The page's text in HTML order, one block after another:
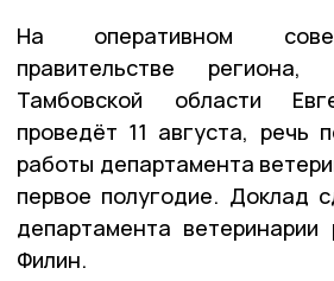
На оперативном
правительстве региона,
Тамбовской области
проведёт 11 августа, речь
работы департамента
первое полугодие. Доклад
департамента ветеринарии
Филин.